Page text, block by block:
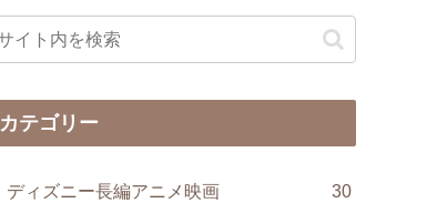
カテゴリー
ディズニー長編アニメ映画 30